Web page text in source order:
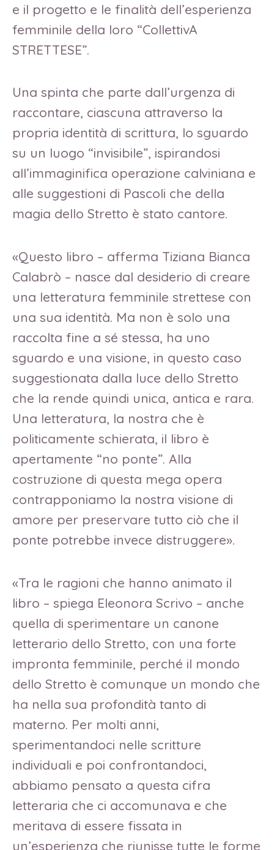
e il progetto e le finalità dell’esperienza
femminile della loro “CollettivA
STRETTESE”.
Una spinta che parte dall’urgenza di
raccontare, ciascuna attraverso la
propria identità di scrittura, lo sguardo
su un luogo “invisibile”, ispirandosi
all’immaginifica operazione calviniana e
alle suggestioni di Pascoli che della
magia dello Stretto è stato cantore.
«Questo libro – afferma Tiziana Bianca
Calabrò – nasce dal desiderio di creare
una letteratura femminile strettese con
una sua identità. Ma non è solo una
raccolta fine a sé stessa, ha uno
sguardo e una visione, in questo caso
suggestionata dalla luce dello Stretto
che la rende quindi unica, antica e rara.
Una letteratura, la nostra che è
politicamente schierata, il libro è
apertamente “no ponte”. Alla
costruzione di questa mega opera
contrapponiamo la nostra visione di
amore per preservare tutto ciò che il
ponte potrebbe invece distruggere».
«Tra le ragioni che hanno animato il
libro – spiega Eleonora Scrivo – anche
quella di sperimentare un canone
letterario dello Stretto, con una forte
impronta femminile, perché il mondo
dello Stretto è comunque un mondo che
ha nella sua profondità tanto di
materno. Per molti anni,
sperimentandoci nelle scritture
individuali e poi confrontandoci,
abbiamo pensato a questa cifra
letteraria che ci accomunava e che
meritava di essere fissata in
un’esperienza che riunisse tutte le forme